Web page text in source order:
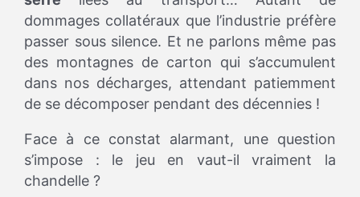
dommages collatéraux que l’industrie préfère
passer sous silence. Et ne parlons même pas
des montagnes de carton qui s’accumulent
dans nos décharges, attendant patiemment
de se décomposer pendant des décennies !
Face à ce constat alarmant, une question
s’impose : le jeu en vaut-il vraiment la
chandelle ?